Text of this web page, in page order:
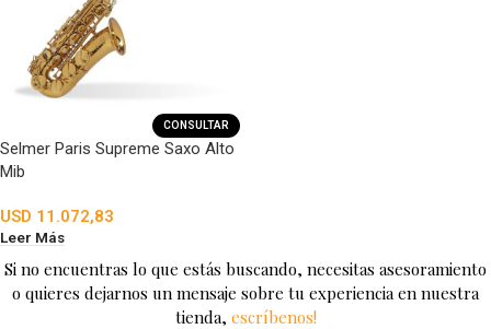
CONSULTAR
Selmer Paris Supreme Saxo Alto
Mib
USD 11.072,83
Leer Más
Si no encuentras lo que estás buscando, necesitas asesoramiento
o quieres dejarnos un mensaje sobre tu experiencia en nuestra
tienda, escríbenos!